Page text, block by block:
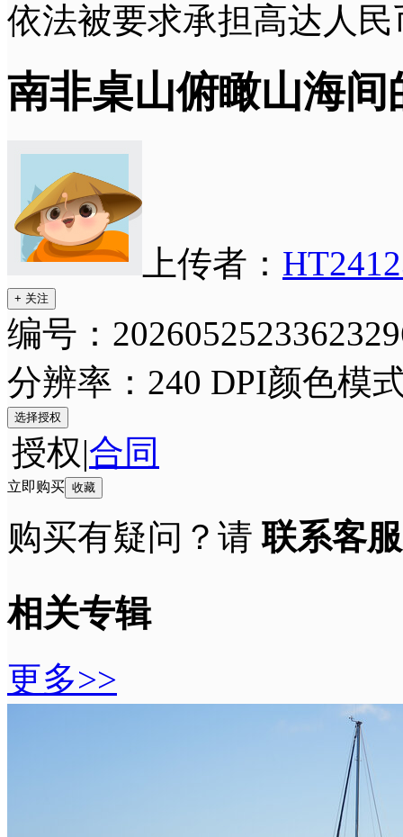
依法被要求承担高达人
南非桌山俯瞰山海
上传者：
+ 关注
编号：
分辨率：240 DPI颜色模
选择授权
授权|合同
立即购买 收藏
购买有疑问？请联系客服
相关专辑
更多>>